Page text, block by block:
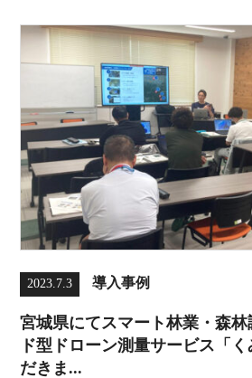
2023.7.3 導入事例
宮城県にてスマート林業・森
ド型ドローン測量サービス「
だきま...